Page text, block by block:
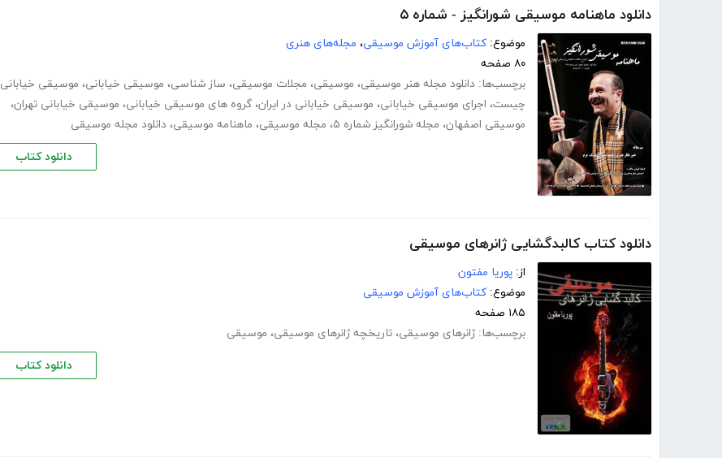
دانلود ماهنامه موسیقی شورانگیز - شماره ۵
موضوع: کتاب‌های آموزش موسیقی، مجله‌های هنری
۸۰ صفحه
برچسب‌ها: دانلود مجله هنر موسیقی، موسیقی، مجلات موسیقی، ساز شناسی، موسیقی خیابانی، موسیقی خیابانی
چیست، اجرای موسیقی خیابانی، موسیقی خیابانی در ایران، گروه های موسیقی خیابانی، موسیقی خیابانی تهران،
موسیقی اصفهان، مجله شورانگیز شماره ۵ ، مجله موسیقی، ماهنامه موسیقی، دانلود مجله موسیقی
دانلود کتاب
دانلود کتاب کالبدگشایی ژانرهای موسیقی
از: پوریا مفتون
موضوع: کتاب‌های آموزش موسیقی
۱۸۵ صفحه
برچسب‌ها:ژانرهای موسیقی، تاریخچه ژانرهای موسیقی، موسیقی
دانلود کتاب